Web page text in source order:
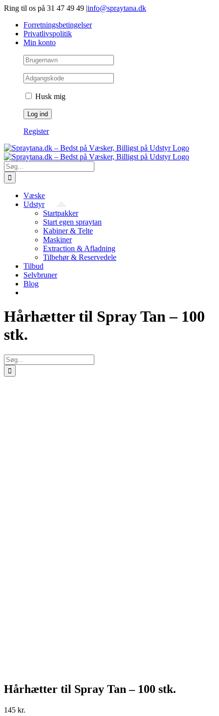
Gå
indhold
Ring til os på 31 47 49 49 |info@spraytana.dk
Forretningsbetingelser
Privatlivspolitik
Min konto
Husk mig
Register
Søg
efter:
Væske
Udstyr
Startpakker
Start egen spraytan
Kabiner & Telte
Maskiner
Extraction & Afladning
Tilbehør & Reservedele
Tilbud
Selvbruner
Blog
Hårhætter til Spray Tan – 100
stk.
Søg
efter:
Hårhætter til Spray Tan – 100 stk.
145 kr.